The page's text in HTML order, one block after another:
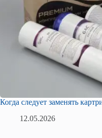
Когда следует заменять
12.05.2026